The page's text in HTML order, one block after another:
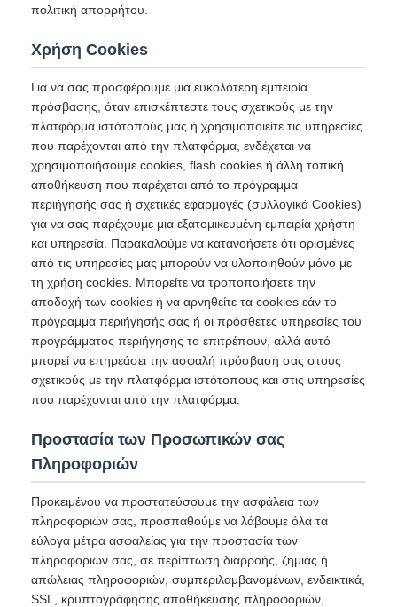
πολιτική απορρήτου.
Χρήση Cookies
Για να σας προσφέρουμε μια ευκολότερη εμπειρία
πρόσβασης, όταν επισκέπτεστε τους σχετικούς με την
πλατφόρμα ιστότοπούς μας ή χρησιμοποιείτε τις υπηρεσίες
που παρέχονται από την πλατφόρμα, ενδέχεται να
χρησιμοποιήσουμε cookies, flash cookies ή άλλη τοπική
αποθήκευση που παρέχεται από το πρόγραμμα
περιήγησής σας ή σχετικές εφαρμογές (συλλογικά Cookies)
για να σας παρέχουμε μια εξατομικευμένη εμπειρία χρήστη
και υπηρεσία. Παρακαλούμε να κατανοήσετε ότι ορισμένες
από τις υπηρεσίες μας μπορούν να υλοποιηθούν μόνο με
τη χρήση cookies. Μπορείτε να τροποποιήσετε την
αποδοχή των cookies ή να αρνηθείτε τα cookies εάν το
πρόγραμμα περιήγησής σας ή οι πρόσθετες υπηρεσίες του
προγράμματος περιήγησης το επιτρέπουν, αλλά αυτό
μπορεί να επηρεάσει την ασφαλή πρόσβασή σας στους
σχετικούς με την πλατφόρμα ιστότοπους και στις υπηρεσίες
που παρέχονται από την πλατφόρμα.
Προστασία των Προσωπικών σας
Πληροφοριών
Προκειμένου να προστατεύσουμε την ασφάλεια των
πληροφοριών σας, προσπαθούμε να λάβουμε όλα τα
εύλογα μέτρα ασφαλείας για την προστασία των
πληροφοριών σας, σε περίπτωση διαρροής, ζημιάς ή
απώλειας πληροφοριών, συμπεριλαμβανομένων, ενδεικτικά,
SSL, κρυπτογράφησης αποθήκευσης πληροφοριών,